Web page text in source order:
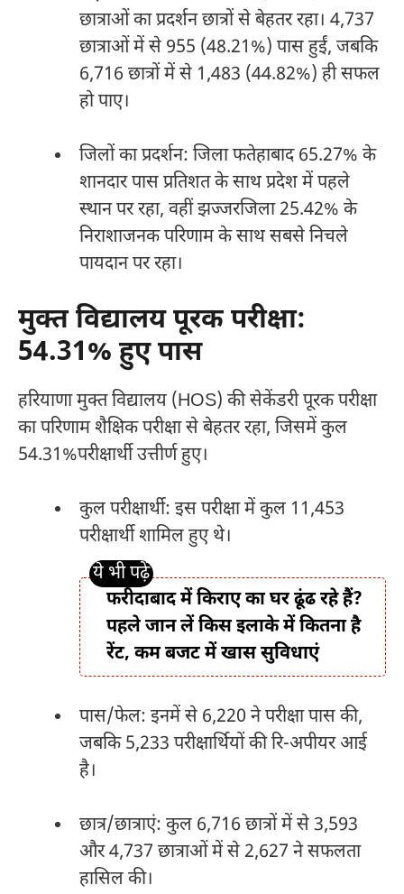
छात्राओं का प्रदर्शन छात्रों से बेहतर रहा। 4,737
छात्राओं में से 955 (48.21%) पास हुईं, जबकि
6,716 छात्रों में से 1,483 (44.82%) ही सफल
हो पाए।
जिलों का प्रदर्शन: जिला फतेहाबाद 65.27% के
शानदार पास प्रतिशत के साथ प्रदेश में पहले
स्थान पर रहा, वहीं झज्जरजिला 25.42% के
निराशाजनक परिणाम के साथ सबसे निचले
पायदान पर रहा।
मुक्त विद्यालय पूरक परीक्षा:
54.31% हुए पास
हरियाणा मुक्त विद्यालय (HOS) की सेकेंडरी पूरक परीक्षा
का परिणाम शैक्षिक परीक्षा से बेहतर रहा, जिसमें कुल
54.31%परीक्षार्थी उत्तीर्ण हुए।
कुल परीक्षार्थी: इस परीक्षा में कुल 11,453
परीक्षार्थी शामिल हुए थे।
फरीदाबाद में किराए का घर ढूंढ रहे हैं?
पहले जान लें किस इलाके में कितना है
रेंट, कम बजट में खास सुविधाएं
पास/फेल: इनमें से 6,220 ने परीक्षा पास की,
जबकि 5,233 परीक्षार्थियों की रि-अपीयर आई
है।
छात्र/छात्राएं: कुल 6,716 छात्रों में से 3,593
और 4,737 छात्राओं में से 2,627 ने सफलता
हासिल की।